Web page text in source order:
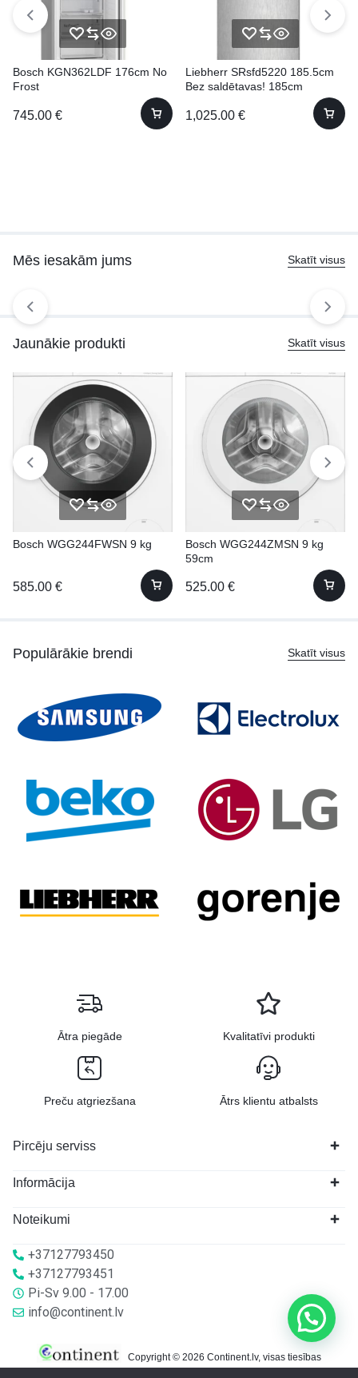
Bosch KGN362LDF 176cm No
Frost
745.00 €
Liebherr SRsfd5220 185.5cm
Bez saldētavas! 185cm
1,025.00 €
Mēs iesakām jums Skatīt visus
Jaunākie produkti Skatīt visus
Bosch WGG244FWSN 9 kg
585.00 €
Bosch WGG244ZMSN 9 kg
59cm
525.00 €
Populārākie brendi Skatīt visus
Ātra piegāde Kvalitatīvi produkti
Preču atgriezšana Ātrs klientu atbalsts
Pircēju serviss
Informācija
Noteikumi
+37127793450
+37127793451
Pi-Sv 9.00 - 17.00
info@continent.lv
Copyright © 2026 Continent.lv, visas tiesības